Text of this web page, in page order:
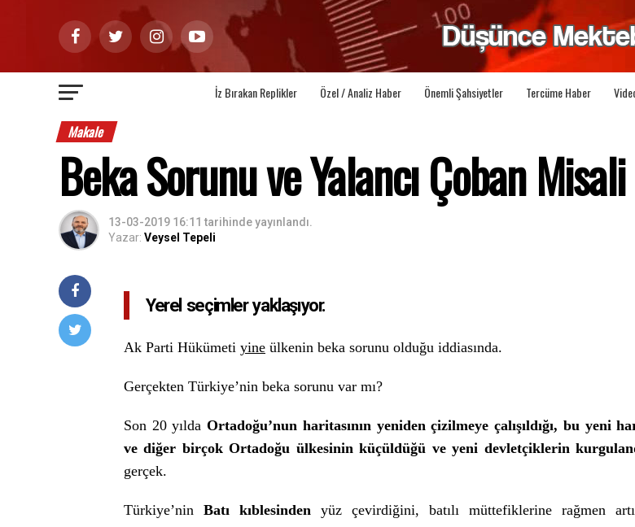
İz Bırakan Replikler Özel / Analiz Haber Önemli Şahsiyetler Tercüme Haber
Makale
Beka Sorunu ve Yalancı Çoban Misali
13-03-2019 16:11 tarihinde yayınlandı.
Yazar: Veysel Tepeli
Yerel seçimler yaklaşıyor.
Ak Parti Hükümeti yine ülkenin beka sorunu olduğu iddiasında.
Gerçekten Türkiye’nin beka sorunu var mı?
Son 20 yıldaOrtadoğu’nun haritasının yeniden çizilmeye çalışıldığı, bu yeni
ve diğer birçok Ortadoğu ülkesinin küçüldüğü ve yeni devletçiklerin
gerçek.
Türkiye’nin Batı kıblesinden yüz çevirdiğini, batılı müttefiklerine rağmen